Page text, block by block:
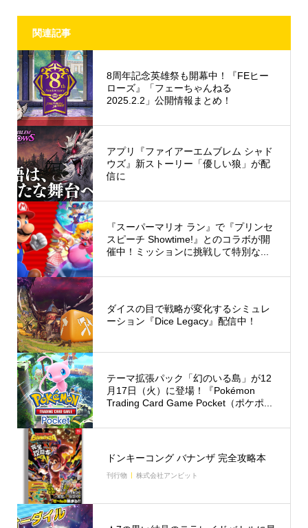
関連記事
8周年記念英雄祭も開幕中！『FEヒー
ローズ』「フェーちゃんねる
2025.2.2」公開情報まとめ！
アプリ『ファイアーエムブレム シャド
ウズ』新ストーリー「優しい狼」が配
信に
『スーパーマリオ ラン』で『プリンセ
スピーチ Showtime!』とのコラボが開
催中！ミッションに挑戦して特別な...
ダイスの目で戦略が変化するシミュレ
ーション『Dice Legacy』配信中！
テーマ拡張パック「幻のいる島」が12
月17日（火）に登場！『Pokémon
Trading Card Game Pocket（ポケポ...
ドンキーコング バナンザ 完全攻略本
刊行物 株式会社アンビット